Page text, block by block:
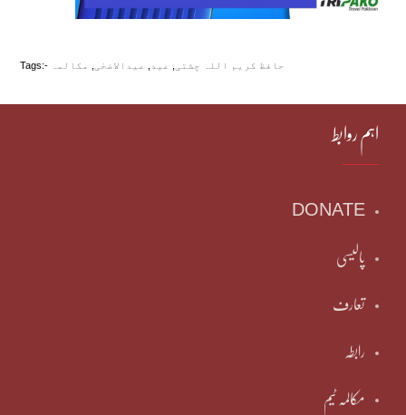
Tags:- حافظ کریم اللہ چشتی عید عیدالاضحٰی مکالمہ
اہم روابط
DONATE
پالیسی
تعارف
رابطہ
مکالمہ ٹیم